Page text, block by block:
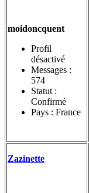
moidoncquent
Profil
désactivé
Messages :
574
Statut :
Confirmé
Pays : France
Zazinette